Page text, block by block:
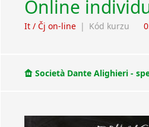
Online
It / Čj on-line | Kód kurzu
Società Dante Alighieri -